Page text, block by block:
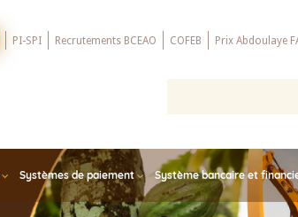
PI-SPI Recrutements BCEAO COFEB Prix Abdoulaye
Systèmes de paiement Système bancaire et